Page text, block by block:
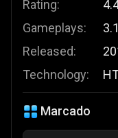
Rating:
Gameplays:
Released:
Technology:
Marcado